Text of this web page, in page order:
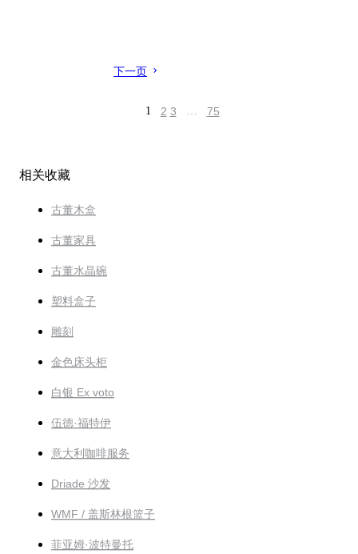
下一页
1 2 3 … 75
相关收藏
古董木盒
古董家具
古董水晶碗
塑料盒子
雕刻
金色床头柜
白银 Ex voto
伍德·福特伊
意大利咖啡服务
Driade 沙发
WMF / 盖斯林根篮子
菲亚姆·波特曼托